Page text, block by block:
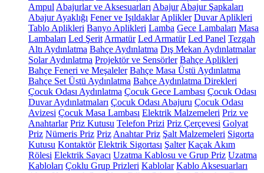
Ampul Abajurlar ve Aksesuarları Abajur Abajur Şapkaları
Abajur Ayaklığı Fener ve Işıldaklar Aplikler Duvar Aplikleri
Tablo Aplikleri Banyo Aplikleri Lamba Gece Lambaları Masa
Lambaları Led Şerit Armatür Led Armatür Led Panel Tezgah
Altı Aydınlatma Bahçe Aydınlatma Dış Mekan Aydınlatmalar
Solar Aydınlatma Projektör ve Sensörler Bahçe Aplikleri
Bahçe Feneri ve Meşaleler Bahçe Masa Üstü Aydınlatma
Bahçe Set Üstü Aydınlatma Bahçe Aydınlatma Direkleri
Çocuk Odası Aydınlatma Çocuk Gece Lambası Çocuk Odası
Duvar Aydınlatmaları Çocuk Odası Abajuru Çocuk Odası
Avizesi Çocuk Masa Lambası Elektrik Malzemeleri Priz ve
Anahtarlar Priz Kutusu Telefon Prizi Priz Çerçevesi Golyat
Priz Nümeris Priz Priz Anahtar Priz Şalt Malzemeleri Sigorta
Kutusu Kontaktör Elektrik Sigortası Şalter Kaçak Akım
Rölesi Elektrik Sayacı Uzatma Kablosu ve Grup Priz Uzatma
Kabloları Çoklu Grup Prizleri Kablolar Kablo Aksesuarları